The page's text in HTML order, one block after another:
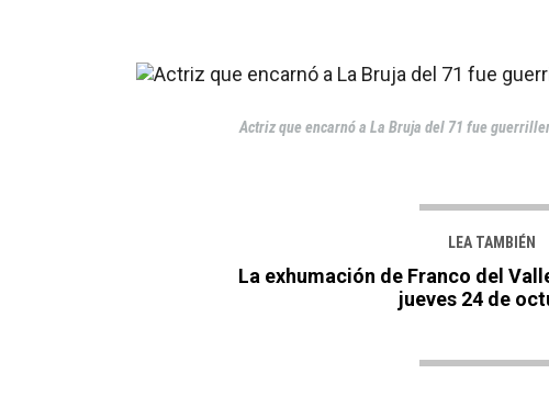
Actriz que encarnó a La Bruja del 71 fue
LEA TAMBIÉN
La exhumación de Franco del
jueves 24 de